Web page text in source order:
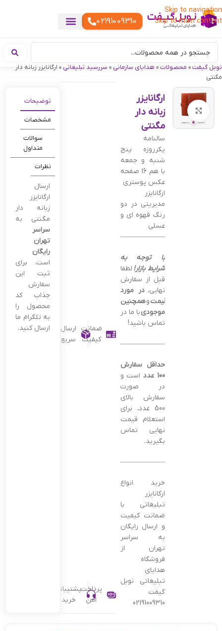
Skip to navigation
Skip to main content
02191009310
نوبل گیفت» محصولات» هدایای سازمانی » سررسید تبلیغاتی » ارگانایزر زبانه دار
مگنتی
بزرگنمایی تصویر
ارگانایزر
زبانه دار
مگنتی
سالنامه
یکرروزه پنج
شنبه و جمعه
با هم 16 صفحه
عکس پوستری
ارگانایزر
مدیریتی در دو
رنگ قهوه ای و
عسلی
——————————————–
با توجه به
شرایط بازار! لطفا
قبل از سفارش
نهایی،در مورد
قیمتوهمچنین
موجودیبا ما در
تماس باشید!
———————————————–
حداقل سفارش
100 عدد
است و
در صورت
سفارش بالای
500 عدد، برای
استعلام قیمت
نهایی تماس
بگیرید.
———————————————–
خرید انواع
ارگانایزر
تبلیغاتی با
ضمانت کیفیت
و ارسال رایگان
به سراسر
تهران از
فروشگاه
هدایای
تبلیغاتی نوبل
گیفت
02191009310
ضمانت
کیفیت
ارسال
سریع
پرداخت
امن
پشتیبانی
خرید
توضیحات
مشخصات
سوالات
متداول
نظرات
ارسال
ارگانایزر
زبانه دار
مگنتی به
سراسر
تهران
رایگان
است. برای
ثبت این
سفارش
جذاب کد
محصول را
به تلگرام ما
ارسال کنید.